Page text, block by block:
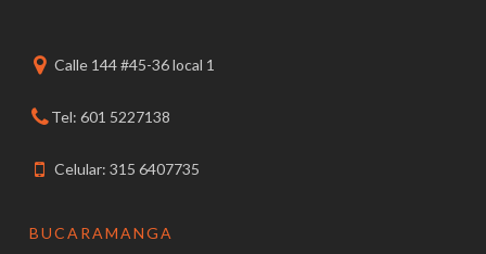
Calle 144 #45-36 local 1
Tel: 601 5227138
Celular: 315 6407735
BUCARAMANGA